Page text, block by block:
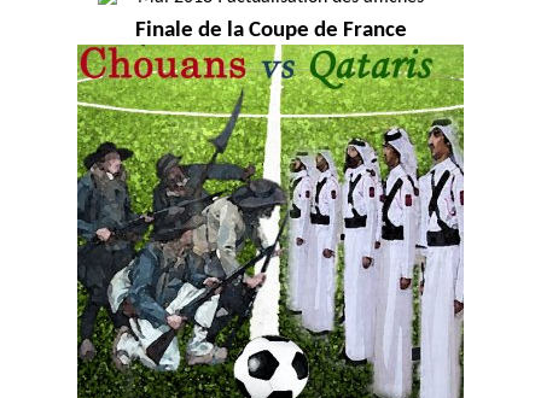
Finale de la Coupe de France